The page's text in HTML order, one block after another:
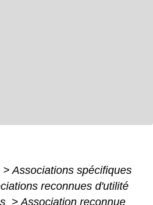
> Associations spécifiques
reconnues d'utilité
> Association reconnue